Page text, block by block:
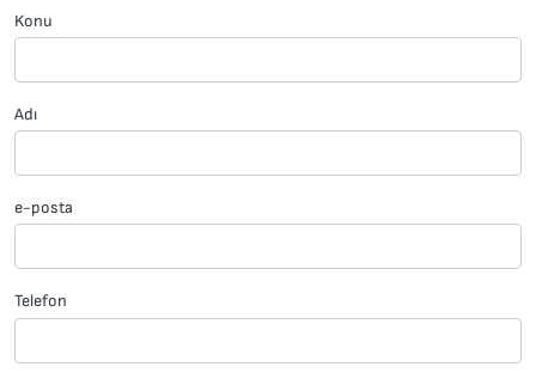
Konu
Adı
e-posta
Telefon